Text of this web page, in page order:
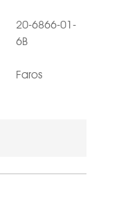
20-6866-01-
6B
Faros